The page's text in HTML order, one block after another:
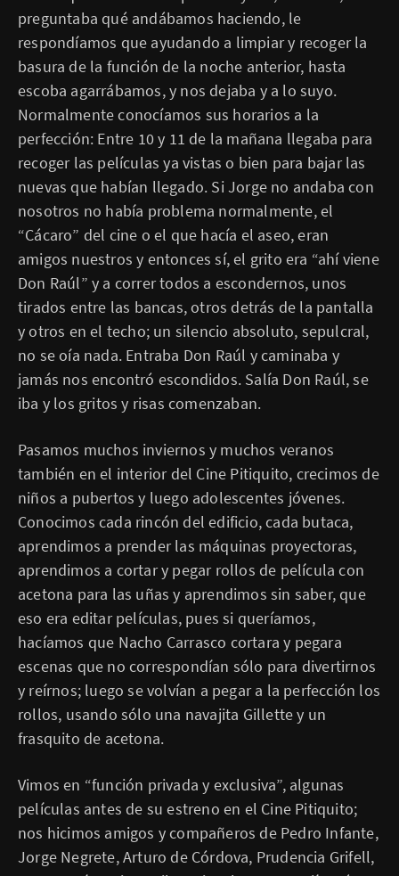
preguntaba qué andábamos haciendo, le
respondíamos que ayudando a limpiar y recoger la
basura de la función de la noche anterior, hasta
escoba agarrábamos, y nos dejaba y a lo suyo.
Normalmente conocíamos sus horarios a la
perfección: Entre 10 y 11 de la mañana llegaba para
recoger las películas ya vistas o bien para bajar las
nuevas que habían llegado. Si Jorge no andaba con
nosotros no había problema normalmente, el
“Cácaro” del cine o el que hacía el aseo, eran
amigos nuestros y entonces sí, el grito era “ahí viene
Don Raúl” y a correr todos a escondernos, unos
tirados entre las bancas, otros detrás de la pantalla
y otros en el techo; un silencio absoluto, sepulcral,
no se oía nada. Entraba Don Raúl y caminaba y
jamás nos encontró escondidos. Salía Don Raúl, se
iba y los gritos y risas comenzaban.
Pasamos muchos inviernos y muchos veranos
también en el interior del Cine Pitiquito, crecimos de
niños a pubertos y luego adolescentes jóvenes.
Conocimos cada rincón del edificio, cada butaca,
aprendimos a prender las máquinas proyectoras,
aprendimos a cortar y pegar rollos de película con
acetona para las uñas y aprendimos sin saber, que
eso era editar películas, pues si queríamos,
hacíamos que Nacho Carrasco cortara y pegara
escenas que no correspondían sólo para divertirnos
y reírnos; luego se volvían a pegar a la perfección los
rollos, usando sólo una navajita Gillette y un
frasquito de acetona.
Vimos en “función privada y exclusiva”, algunas
películas antes de su estreno en el Cine Pitiquito;
nos hicimos amigos y compañeros de Pedro Infante,
Jorge Negrete, Arturo de Córdova, Prudencia Grifell,